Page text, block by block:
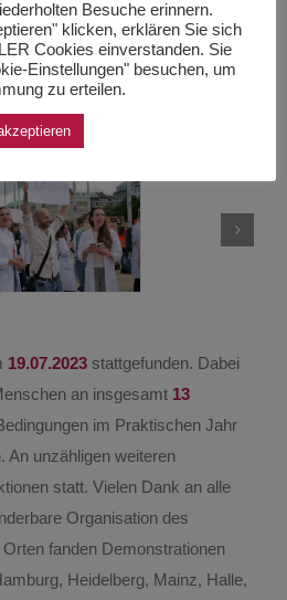
19.07.2023stattgefunden. Dabei
an insgesamt 13
im Praktischen Jahr
An unzähligen weiteren
statt. Vielen Dank an alle
Organisation des
fanden Demonstrationen
Heidelberg, Mainz, Halle,
Besuche erinnern.
klicken, erklären Sie sich
Cookies einverstanden. Sie
Einstellungen" besuchen, um
zu erteilen.